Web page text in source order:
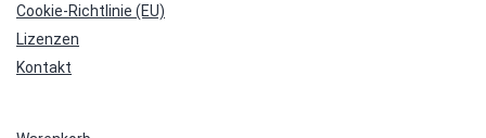
Cookie-Richtlinie (EU)
Lizenzen
Kontakt